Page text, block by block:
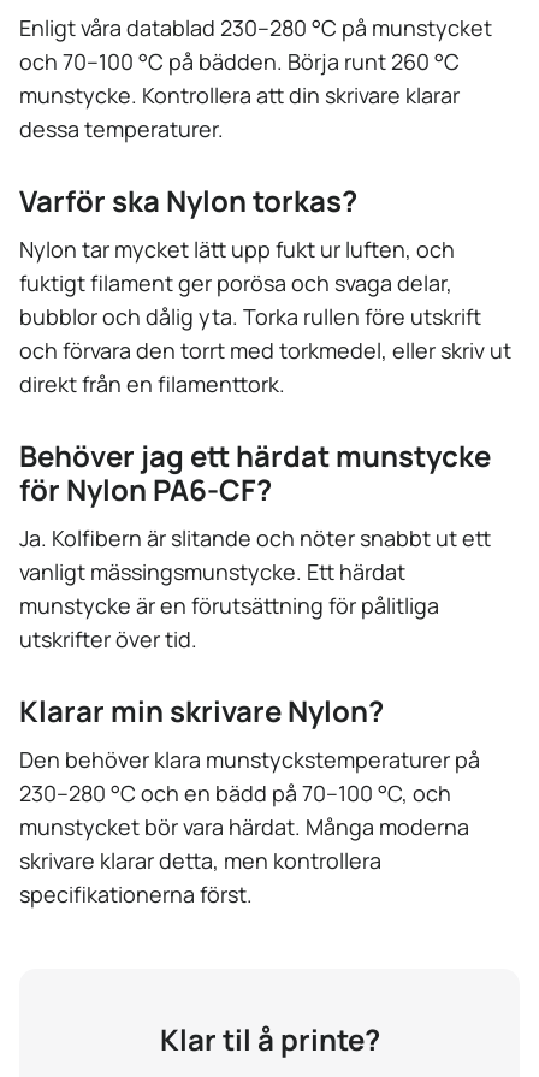
Enligt våra datablad 230–280 °C på munstycket
och 70–100 °C på bädden. Börja runt 260 °C
munstycke. Kontrollera att din skrivare klarar
dessa temperaturer.
Varför ska Nylon torkas?
Nylon tar mycket lätt upp fukt ur luften, och
fuktigt filament ger porösa och svaga delar,
bubblor och dålig yta. Torka rullen före utskrift
och förvara den torrt med torkmedel, eller skriv ut
direkt från en filamenttork.
Behöver jag ett härdat munstycke
för Nylon PA6-CF?
Ja. Kolfibern är slitande och nöter snabbt ut ett
vanligt mässingsmunstycke. Ett härdat
munstycke är en förutsättning för pålitliga
utskrifter över tid.
Klarar min skrivare Nylon?
Den behöver klara munstyckstemperaturer på
230–280 °C och en bädd på 70–100 °C, och
munstycket bör vara härdat. Många moderna
skrivare klarar detta, men kontrollera
specifikationerna först.
Klar til å printe?